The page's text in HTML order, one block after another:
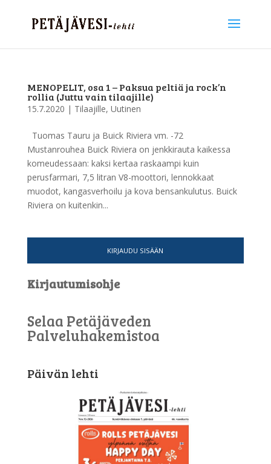
MENOPELIT, osa 1 – Paksua peltiä ja rock’n
rollia (Juttu vain tilaajille)
15.7.2020 | Tilaajille, Uutinen
Tuomas Tauru ja Buick Riviera vm. -72
Mustanrouhea Buick Riviera on jenkkirauta kaikessa
komeudessaan: kaksi kertaa raskaampi kuin
perusfarmari, 7,5 litran V8-moottori, lennokkaat
muodot, kangasverhoilu ja kova bensankulutus. Buick
Riviera on kuitenkin...
KIRJAUDU SISÄÄN
Kirjautumisohje
Selaa Petäjäveden
Palveluhakemistoa
Päivän lehti